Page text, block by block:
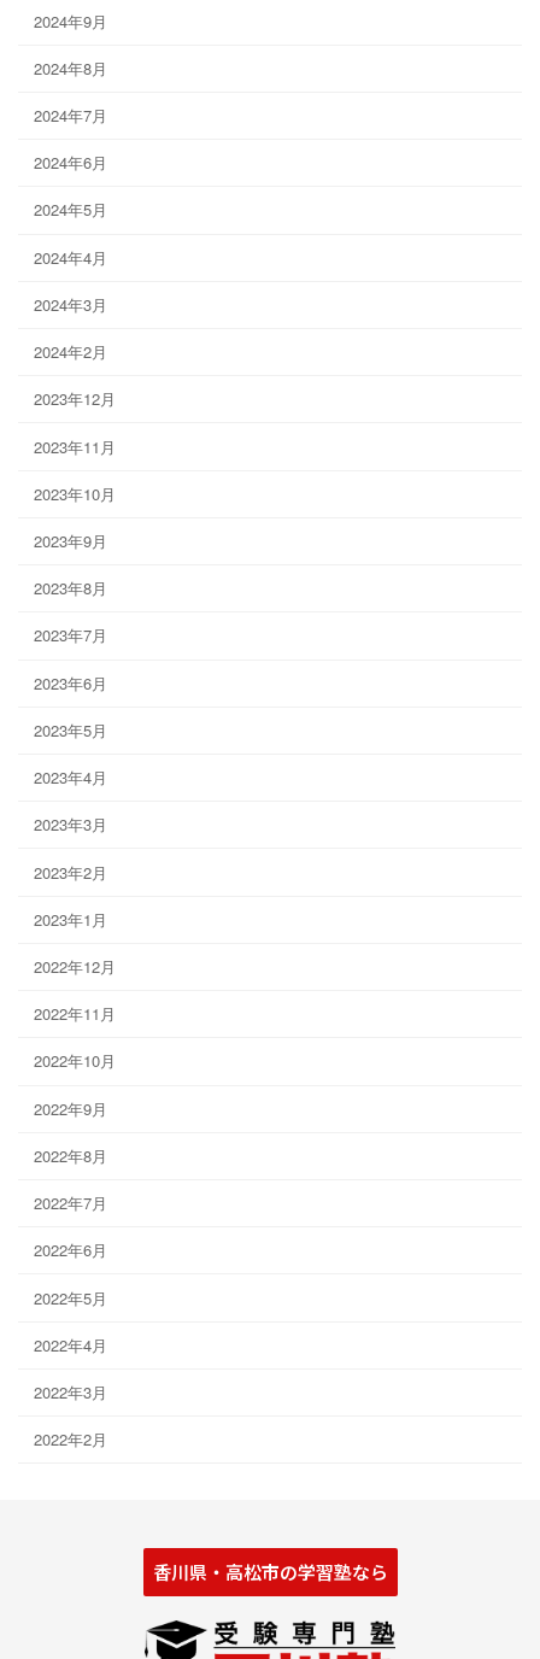
2024年9月
2024年8月
2024年7月
2024年6月
2024年5月
2024年4月
2024年3月
2024年2月
2023年12月
2023年11月
2023年10月
2023年9月
2023年8月
2023年7月
2023年6月
2023年5月
2023年4月
2023年3月
2023年2月
2023年1月
2022年12月
2022年11月
2022年10月
2022年9月
2022年8月
2022年7月
2022年6月
2022年5月
2022年4月
2022年3月
2022年2月
香川県・高松市の学習塾なら